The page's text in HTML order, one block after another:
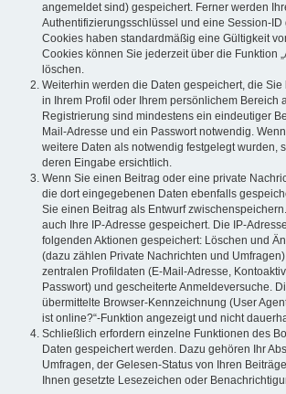
angemeldet sind) gespeichert. Ferner werden
Authentifizierungsschlüssel und eine Session-ID
Cookies haben standardmäßig eine Gültigkeit
Cookies können Sie jederzeit über die Funktion
löschen.
Weiterhin werden die Daten gespeichert, die
in Ihrem Profil oder Ihrem persönlichem Bereich
Registrierung sind mindestens ein eindeutiger
Mail-Adresse und ein Passwort notwendig.
weitere Daten als notwendig festgelegt wurden,
deren Eingabe ersichtlich.
Wenn Sie einen Beitrag oder eine private
die dort eingegebenen Daten ebenfalls
Sie einen Beitrag als Entwurf
auch Ihre IP-Adresse gespeichert. Die IP-
folgenden Aktionen gespeichert: Löschen und
(dazu zählen Private Nachrichten und
zentralen Profildaten (E-Mail-Adresse,
Passwort) und gescheiterte Anmeldeversuche.
übermittelte Browser-Kennzeichnung (User
ist online?“-Funktion angezeigt und nicht
Schließlich erfordern einzelne Funktionen des
Daten gespeichert werden. Dazu gehören Ihr
Umfragen, der Gelesen-Status von Ihren
Ihnen gesetzte Lesezeichen oder